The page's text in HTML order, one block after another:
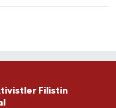
Filistin